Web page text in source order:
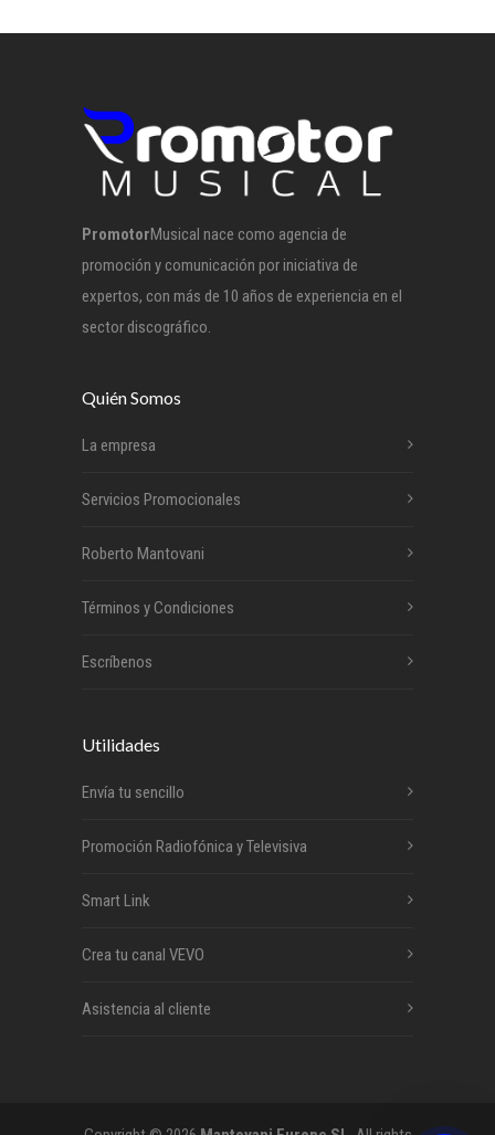
PromotorMusical nace como agencia de
promoción y comunicación por iniciativa de
expertos, con más de 10 años de experiencia en el
sector discográfico.
Quién Somos
La empresa
Servicios Promocionales
Roberto Mantovani
Términos y Condiciones
Escríbenos
Utilidades
Envía tu sencillo
Promoción Radiofónica y Televisiva
Smart Link
Crea tu canal VEVO
Asistencia al cliente